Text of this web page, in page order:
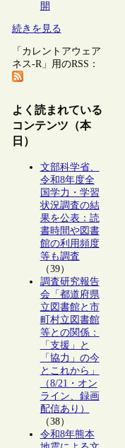
開
続きを見る
「カレントアウェア
ネス-R」用のRSS：
よく読まれている
コンテンツ（本
日）
文部科学省、
令和8年度全
国学力・学習
状況調査の結
果を公表：読
書時間や図書
館の利用頻度
等も調査
（39）
調査研究報告
会「都道府県
立図書館と市
町村立図書館
等との関係：
「支援」と
「協力」の今
とこれから」
（8/21・オン
ライン、録画
配信あり）
（38）
令和8年熊本